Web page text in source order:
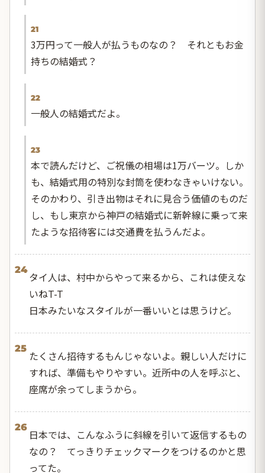
21
3万円って一般人が払うものなの？ それともお金
持ちの結婚式？
22
一般人の結婚式だよ。
23
本で読んだけど、ご祝儀の相場は1万バーツ。しか
も、結婚式用の特別な封筒を使わなきゃいけない。
そのかわり、引き出物はそれに見合う価値のものだ
し、もし東京から神戸の結婚式に新幹線に乗って来
たような招待客には交通費を払うんだよ。
24
タイ人は、村中からやって来るから、これは使えな
いねT-T
日本みたいなスタイルが一番いいとは思うけど。
25
たくさん招待するもんじゃないよ。親しい人だけに
すれば、準備もやりやすい。近所中の人を呼ぶと、
座席が余ってしまうから。
26
日本では、こんなふうに斜線を引いて返信するもの
なの？ てっきりチェックマークをつけるのかと思
ってた。